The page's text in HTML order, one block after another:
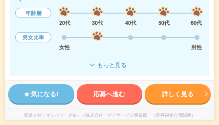
年齢層
20代
30代 40代 50代
60代
男女比率
女性
男性
もっと見る
気になる! 応募へ進む 詳しく見る
派遣会社 マンパワーグループ株式会社 ケアサービス事業部 （医療福祉介護関連）